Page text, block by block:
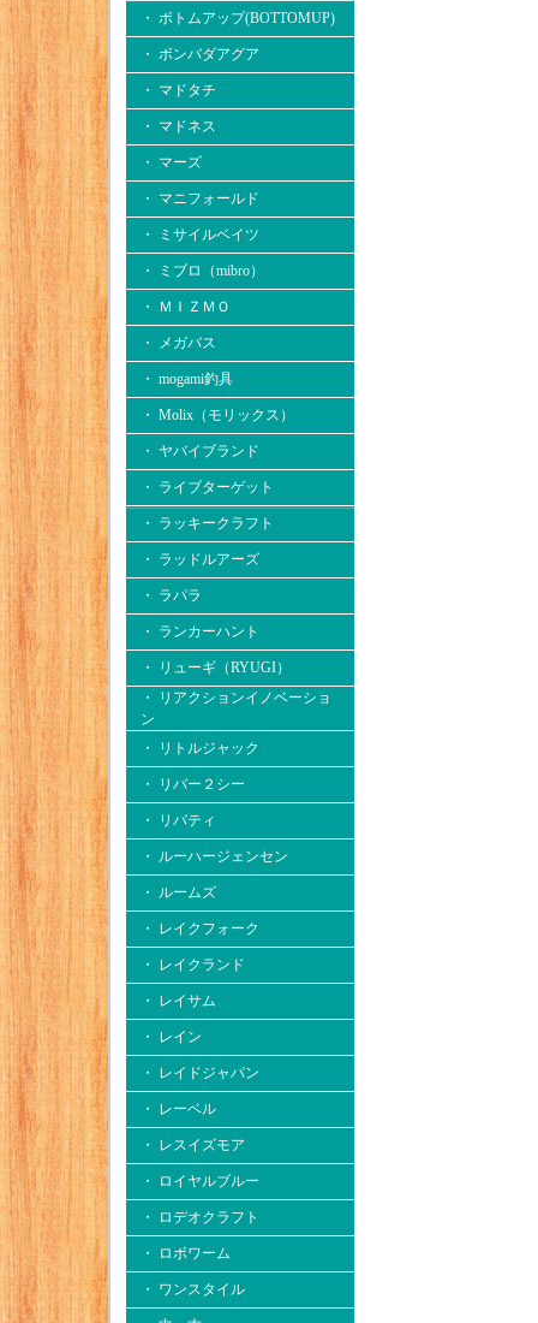
・ ボトムアップ(BOTTOMUP)
・ ボンバダアグア
・ マドタチ
・ マドネス
・ マーズ
・ マニフォールド
・ ミサイルベイツ
・ ミブロ（mibro）
・ ＭＩＺＭＯ
・ メガバス
・ mogami釣具
・ Molix（モリックス）
・ ヤバイブランド
・ ライブターゲット
・ ラッキークラフト
・ ラッドルアーズ
・ ラパラ
・ ランカーハント
・ リューギ（RYUGI）
・ リアクションイノベーショ
ン
・ リトルジャック
・ リバー２シー
・ リバティ
・ ルーハージェンセン
・ ルームズ
・ レイクフォーク
・ レイクランド
・ レイサム
・ レイン
・ レイドジャパン
・ レーベル
・ レスイズモア
・ ロイヤルブルー
・ ロデオクラフト
・ ロボワーム
・ ワンスタイル